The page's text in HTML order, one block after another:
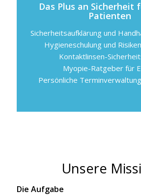
Das Plus an Sicherheit
Patienten
Sicherheitsaufklärung und
Hygieneschulung und
Kontaktlinsen-
Myopie-Ratgeber für
Persönliche
Unsere
Die Aufgabe